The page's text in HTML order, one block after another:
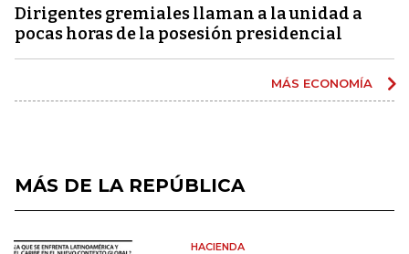
Dirigentes gremiales llaman a la unidad a
pocas horas de la posesión presidencial
MÁS ECONOMÍA
MÁS DE LA REPÚBLICA
HACIENDA